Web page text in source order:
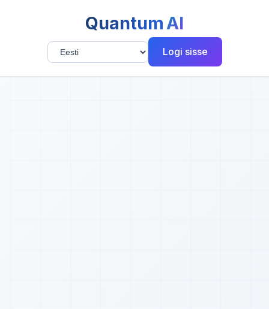
QuantumAI
Logi sisse